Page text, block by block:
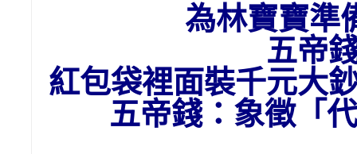
為林寶寶準
五帝
紅包袋裡面裝千元大
五帝錢：象徵「